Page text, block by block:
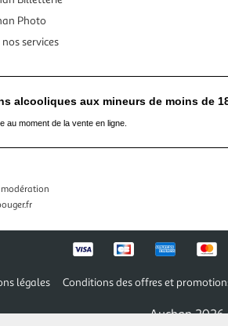
Photo
nos services
alcooliques aux mineurs de moins de
au moment de la vente en ligne.
modération
légales Conditions des offres et
Auchan 2026